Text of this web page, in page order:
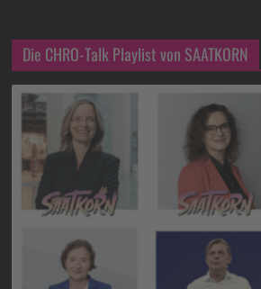
Die CHRO-Talk Playlist von SAATKORN